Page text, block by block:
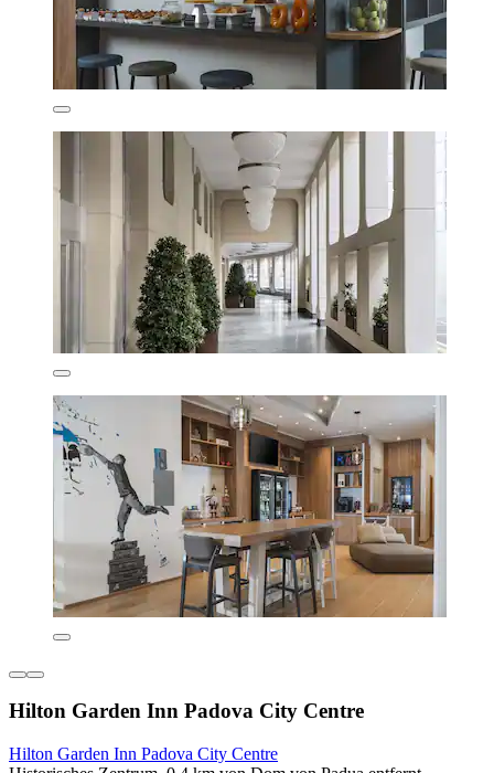
Hilton Garden Inn Padova City Centre
Hilton Garden Inn Padova City Centre